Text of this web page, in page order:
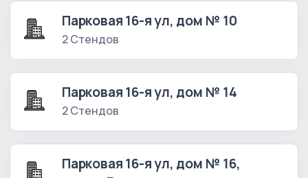
Парковая 16-я ул, дом № 10
2 Стендов
Парковая 16-я ул, дом № 14
2 Стендов
Парковая 16-я ул, дом № 16,